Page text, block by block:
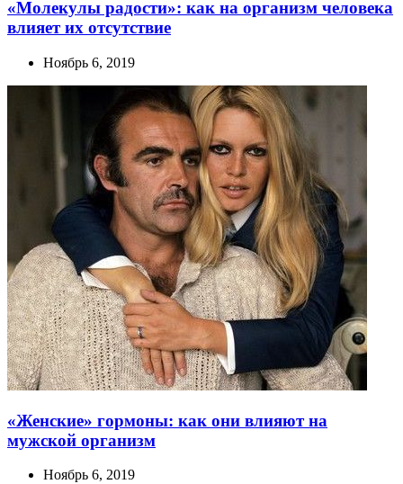
«Молекулы радости»: как на организм человека
влияет их отсутствие
Ноябрь 6, 2019
«Женские» гормоны: как они влияют на
мужской организм
Ноябрь 6, 2019